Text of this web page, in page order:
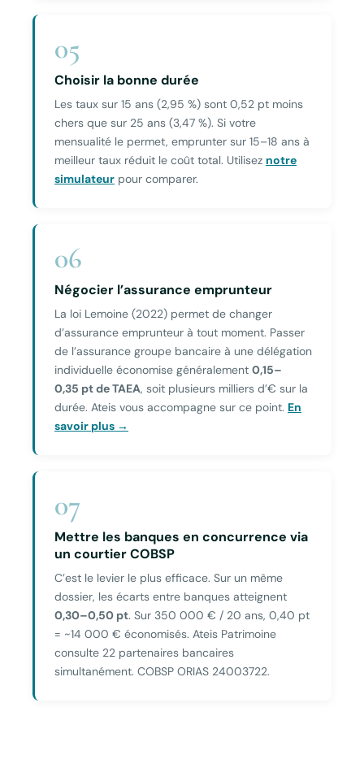
05
Choisir la bonne durée
Les taux sur 15 ans (2,95 %) sont 0,52 pt moins
chers que sur 25 ans (3,47 %). Si votre
mensualité le permet, emprunter sur 15–18 ans à
meilleur taux réduit le coût total. Utilisez notre
simulateur pour comparer.
06
Négocier l’assurance emprunteur
La loi Lemoine (2022) permet de changer
d’assurance emprunteur à tout moment. Passer
de l’assurance groupe bancaire à une délégation
individuelle économise généralement 0,15–
0,35 pt de TAEA, soit plusieurs milliers d’€ sur la
durée. Ateis vous accompagne sur ce point. En
savoir plus →
07
Mettre les banques en concurrence via
un courtier COBSP
C’est le levier le plus efficace. Sur un même
dossier, les écarts entre banques atteignent
0,30–0,50 pt. Sur 350 000 € / 20 ans, 0,40 pt
= ~14 000 € économisés. Ateis Patrimoine
consulte 22 partenaires bancaires
simultanément. COBSP ORIAS 24003722.